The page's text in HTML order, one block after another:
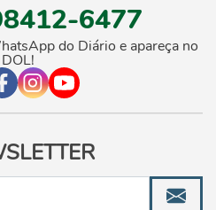
6477
do Diário e apareça no
DOL!